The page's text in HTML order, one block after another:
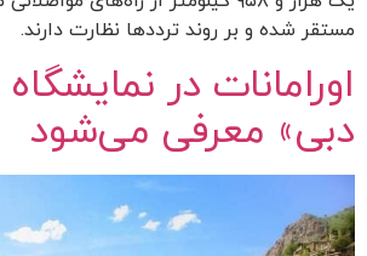
مستقر شده و بر روند ترددها نظارت دارند.
اورامانات در
دبی» معرفی می‌شود